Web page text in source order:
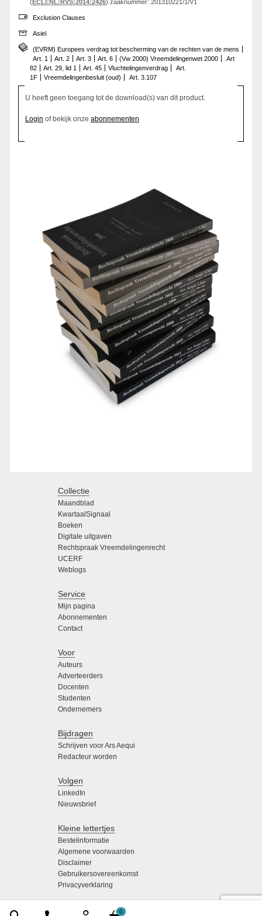
0
(ECLI:NL:RVS:2014:2426) zaaknummer: 201310221/1/V1
Exclusion Clauses
Asiel
(EVRM) Europees verdrag tot bescherming van de rechten van de mens
Art. 1
Art. 2 Art. 3 Art. 6 (Vw 2000) Vreemdelingenwet 2000
Art
82
Art. 29, lid 1 Art. 45 Vluchtelingenverdrag
Art.
1F
Vreemdelingenbesluit (oud) Art. 3.107
U heeft geen toegang tot de download(s) van dit product.
Login of bekijk onze abonnementen
Collectie
Maandblad
KwartaalSignaal
Boeken
Digitale uitgaven
Rechtspraak Vreemdelingenrecht
UCERF
Weblogs
Service
Mijn pagina
Abonnementen
Contact
Voor
Auteurs
Adverteerders
Docenten
Studenten
Ondernemers
Bijdragen
Schrijven voor Ars Aequi
Redacteur worden
Volgen
LinkedIn
Nieuwsbrief
Kleine lettertjes
Bestelinformatie
Algemene voorwaarden
Disclaimer
Gebruikersovereenkomst
Privacyverklaring